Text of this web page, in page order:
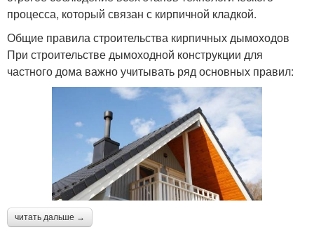
процесса, который связан с кирпичной кладкой.
Общие правила строительства кирпичных дымоходов
При строительстве дымоходной конструкции для
частного дома важно учитывать ряд основных правил:
читать дальше →